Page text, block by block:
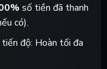
số tiền đã thanh
có).
độ: Hoàn tối đa